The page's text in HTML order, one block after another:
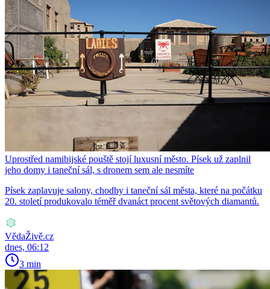
Uprostřed namibijské pouště stojí luxusní město. Písek už zaplnil
jeho domy i taneční sál, s dronem sem ale nesmíte
Písek zaplavuje salony, chodby i taneční sál města, které na počátku
20. století produkovalo téměř dvanáct procent světových diamantů.
VědaŽivě.cz
dnes, 06:12
3 min